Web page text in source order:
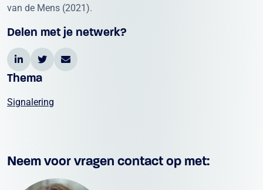
van de Mens (2021).
Delen met je netwerk?
Thema
Signalering
Neem voor vragen contact op met: